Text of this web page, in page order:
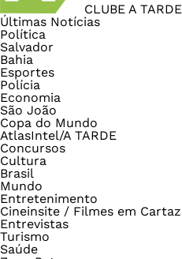
CLUBE A TARDE
Últimas Notícias
Política
Salvador
Bahia
Esportes
Polícia
Economia
São João
Copa do Mundo
AtlasIntel/A TARDE
Concursos
Cultura
Brasil
Mundo
Entretenimento
Cineinsite / Filmes em Cartaz
Entrevistas
Turismo
Saúde